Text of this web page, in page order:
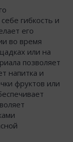
гибкость и
его
во время
или на
позволяет
напитка и
фруктов или